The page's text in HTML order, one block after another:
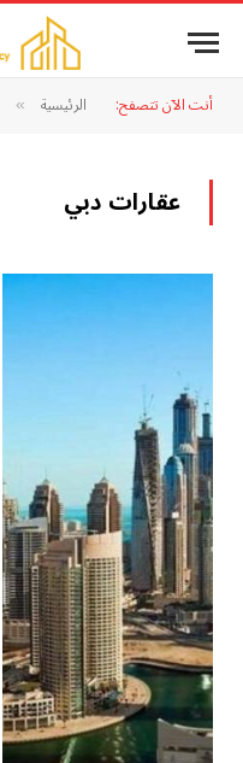
أنت الآن تتصفح: الرئيسية »
عقارات دبي